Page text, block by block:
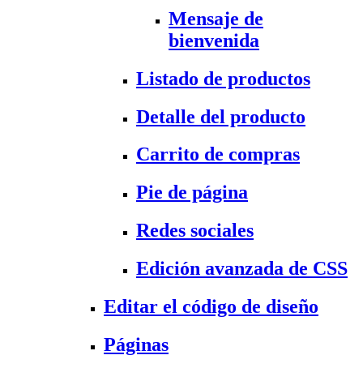
Mensaje de
bienvenida
Listado de productos
Detalle del producto
Carrito de compras
Pie de página
Redes sociales
Edición avanzada de CSS
Editar el código de diseño
Páginas